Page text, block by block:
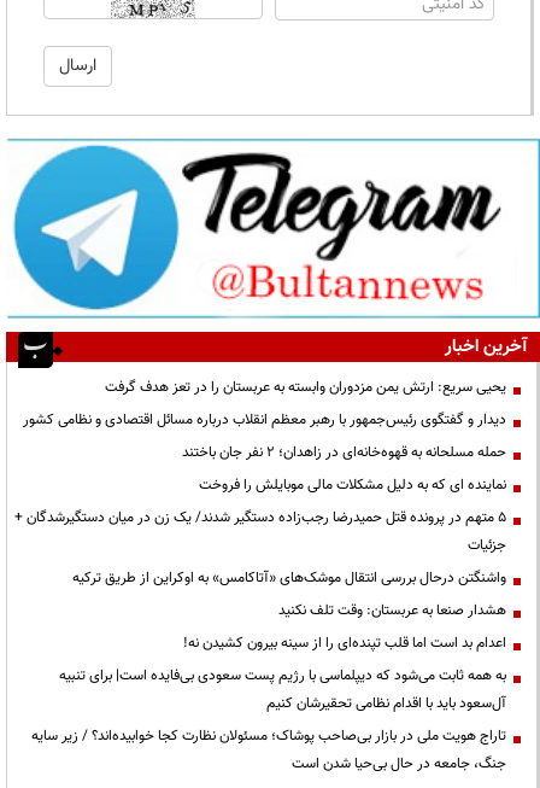
آخرین اخبار
یحیی سریع: ارتش یمن مزدوران وابسته به عربستان را در تعز هدف گرفت
دیدار و گفتگوی رئیس‌جمهور با رهبر معظم انقلاب درباره مسائل اقتصادی و نظامی کشور
حمله مسلحانه به قهوه‌خانه‌ای در زاهدان؛ ۲ نفر جان باختند
نماینده ای که به دلیل مشکلات مالی موبایلش را فروخت
۵ متهم در پرونده قتل حمیدرضا رجب‌زاده دستگیر شدند/ یک زن در میان دستگیرشدگان +
جزئیات
واشنگتن درحال بررسی انتقال موشک‌های «آتاکامس» به اوکراین از طریق ترکیه
هشدار صنعا به عربستان: وقت تلف نکنید
اعدام بد است اما قلب تپنده‌ای را از سینه بیرون کشیدن نه!
به همه ثابت می‌شود که دیپلماسی با رژیم پست سعودی بی‌فایده است| برای تنبیه
آل‌سعود باید با اقدام نظامی تحقیرشان کنیم
تاراج هویت ملی در بازار بی‌صاحب پوشاک؛ مسئولان نظارت کجا خوابیده‌اند؟ / زیر سایه
جنگ، جامعه در حال بی‌حیا شدن است